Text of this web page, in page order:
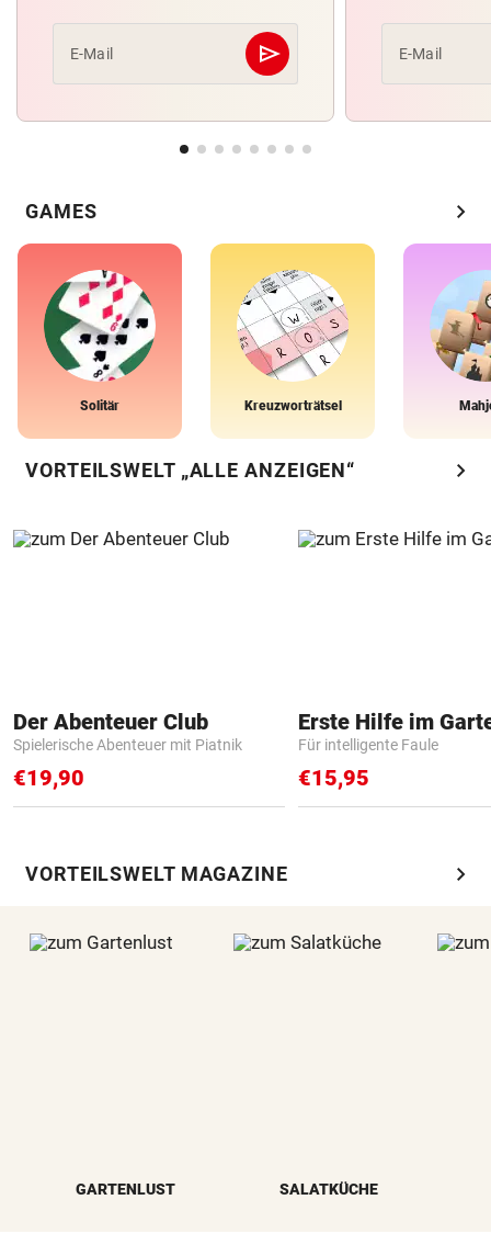
E-Mail send
Abschicken E-Mail
GAMES chevron_right
Solitär Kreuzworträtsel
VORTEILSWELT „ALLE ANZEIGEN“ chevron_right
Der Abenteuer Club
Spielerische Abenteuer mit Piatnik
€19,90
Erste Hilfe im
Für intelligente Faule
€15,95
VORTEILSWELT MAGAZINE chevron_right
GARTENLUST SALATKÜCHE